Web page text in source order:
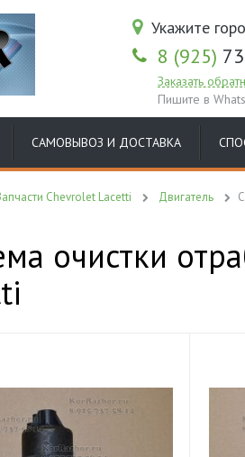
Укажите
8 (925)
Заказать
Пишите в
САМОВЫВОЗ И ДОСТАВКА
Chevrolet Lacetti Двигатель
очистки